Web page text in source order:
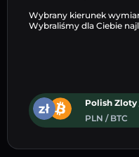
Wybrany kierunek
Wybraliśmy dla Ciebie
Polish
PLN / BTC